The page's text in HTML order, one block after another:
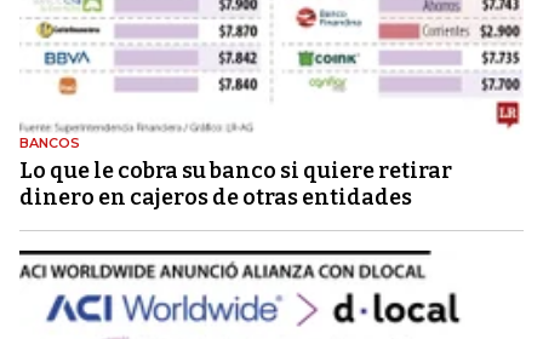
BANCOS
Lo que le cobra su banco si quiere retirar
dinero en cajeros de otras entidades